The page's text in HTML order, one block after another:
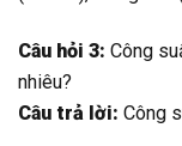
Câu hỏi 3: Công
nhiêu?
Câu trả lời: Công